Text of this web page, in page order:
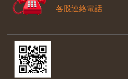
各股連絡電話